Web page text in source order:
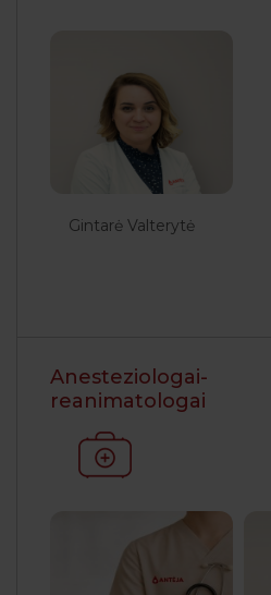
Gintarė Valterytė
Anesteziologai-
reanimatologai